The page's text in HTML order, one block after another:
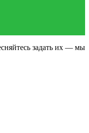
задать их — мы